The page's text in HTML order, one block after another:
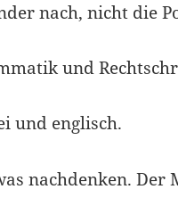
nach, nicht die
und
und englisch.
nachdenken.